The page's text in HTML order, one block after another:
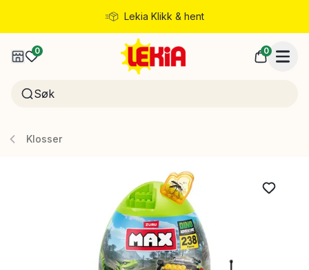
Lekia Klikk & hent
Rask levering
0 0
Klosser